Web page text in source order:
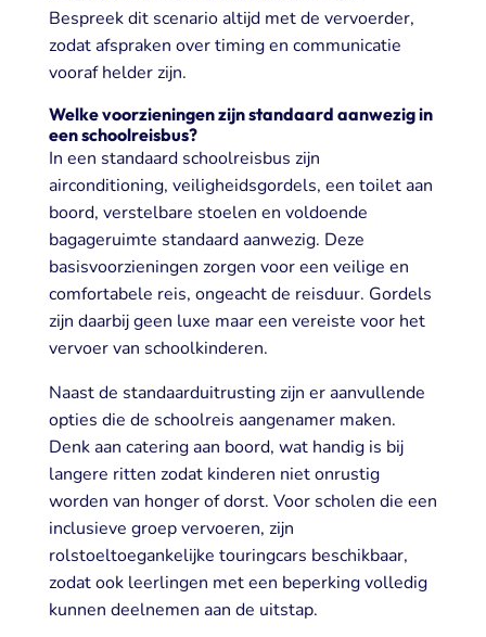
Bespreek dit scenario altijd met de vervoerder,
zodat afspraken over timing en communicatie
vooraf helder zijn.
Welke voorzieningen zijn standaard aanwezig in
een schoolreisbus?
In een standaard schoolreisbus zijn
airconditioning, veiligheidsgordels, een toilet aan
boord, verstelbare stoelen en voldoende
bagageruimte standaard aanwezig. Deze
basisvoorzieningen zorgen voor een veilige en
comfortabele reis, ongeacht de reisduur. Gordels
zijn daarbij geen luxe maar een vereiste voor het
vervoer van schoolkinderen.
Naast de standaarduitrusting zijn er aanvullende
opties die de schoolreis aangenamer maken.
Denk aan catering aan boord, wat handig is bij
langere ritten zodat kinderen niet onrustig
worden van honger of dorst. Voor scholen die een
inclusieve groep vervoeren, zijn
rolstoeltoegankelijke touringcars beschikbaar,
zodat ook leerlingen met een beperking volledig
kunnen deelnemen aan de uitstap.